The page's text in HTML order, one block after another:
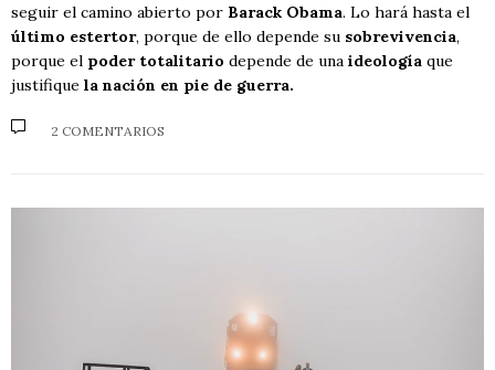
seguir el camino abierto por Barack Obama. Lo hará hasta el
último estertor, porque de ello depende su sobrevivencia,
porque el poder totalitario depende de una ideología que
justifique la nación en pie de guerra.
2 COMENTARIOS